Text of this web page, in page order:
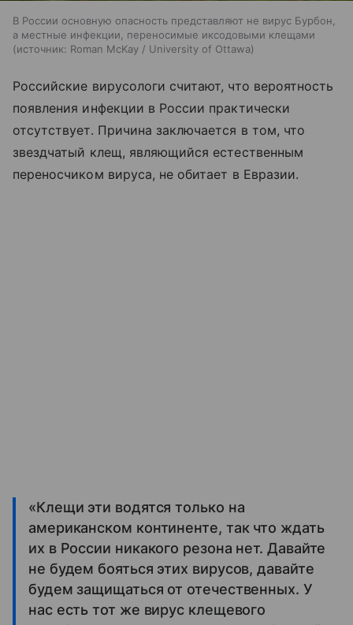
В России основную опасность представляют не вирус Бурбон,
а местные инфекции, переносимые иксодовыми клещами
источник: Roman McKay / University of Ottawa
Российские вирусологи считают, что вероятность
появления инфекции в России практически
отсутствует. Причина заключается в том, что
звездчатый клещ, являющийся естественным
переносчиком вируса, не обитает в Евразии.
«Клещи эти водятся только на
американском континенте, так что ждать
их в России никакого резона нет. Давайте
не будем бояться этих вирусов, давайте
будем защищаться от отечественных. У
нас есть тот же вирус клещевого